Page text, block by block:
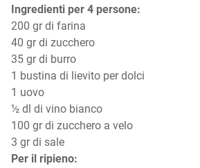
Ingredienti per 4 persone:
200 gr di farina
40 gr di zucchero
35 gr di burro
1 bustina di lievito per dolci
1 uovo
½ dl di vino bianco
100 gr di zucchero a velo
3 gr di sale
Per il ripieno: